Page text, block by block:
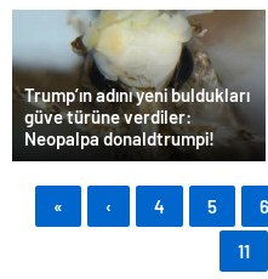
Trump’ın adını yeni buldukları
güve türüne verdiler:
Neopalpa donaldtrumpi!
« ‹ 4 5 6
11